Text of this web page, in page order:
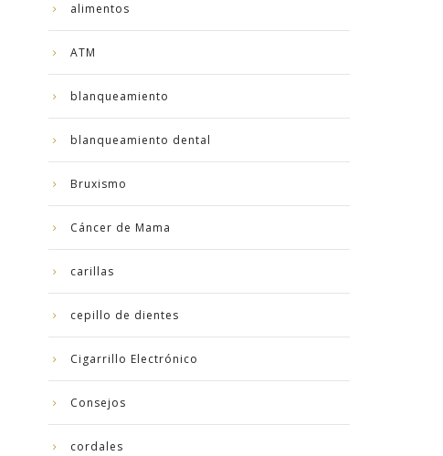
alimentos
ATM
blanqueamiento
blanqueamiento dental
Bruxismo
Cáncer de Mama
carillas
cepillo de dientes
Cigarrillo Electrónico
Consejos
cordales